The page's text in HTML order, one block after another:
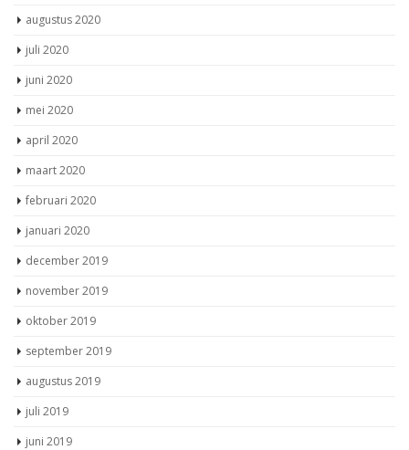
augustus 2020
juli 2020
juni 2020
mei 2020
april 2020
maart 2020
februari 2020
januari 2020
december 2019
november 2019
oktober 2019
september 2019
augustus 2019
juli 2019
juni 2019